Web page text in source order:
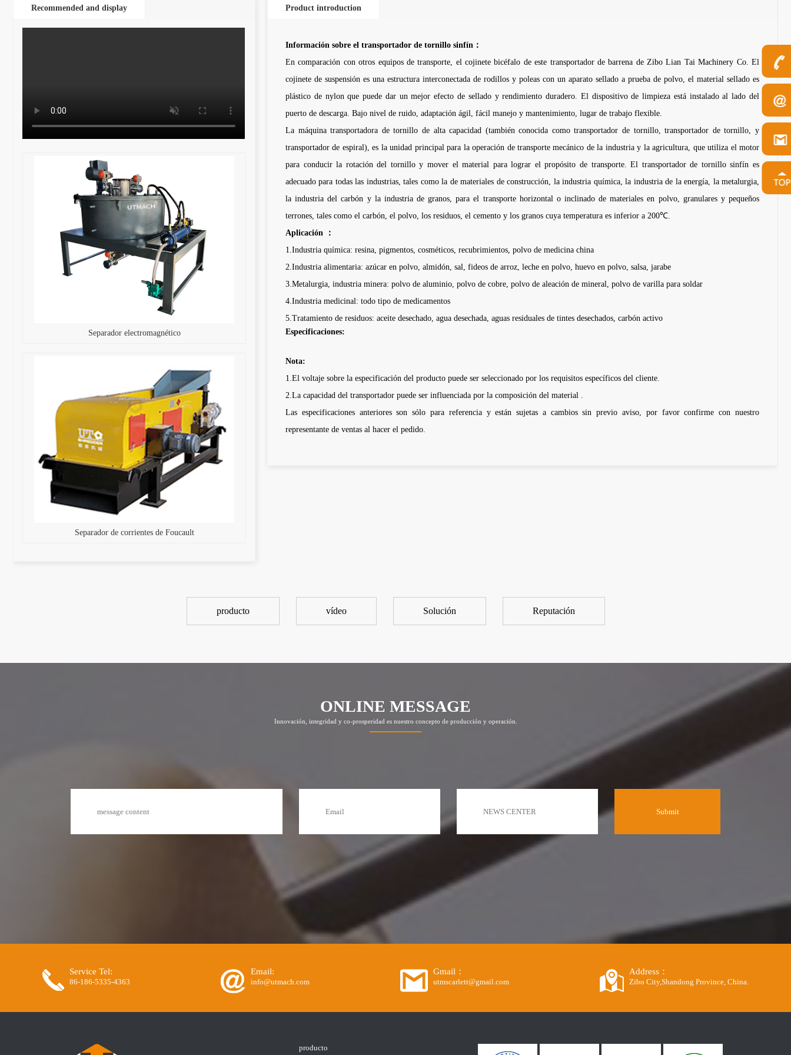
Recommended and display
Separador electromagnético
Separador de corrientes de Foucault
Product introduction
Información sobre el transportador de tornillo sinfín：
En comparación con otros equipos de transporte, el cojinete bicéfalo de este transportador de barrena de Zibo Lian Tai Machinery Co. El
cojinete de suspensión es una estructura interconectada de rodillos y poleas con un aparato sellado a prueba de polvo, el material sellado es
plástico de nylon que puede dar un mejor efecto de sellado y rendimiento duradero. El dispositivo de limpieza está instalado al lado del
puerto de descarga. Bajo nivel de ruido, adaptación ágil, fácil manejo y mantenimiento, lugar de trabajo flexible.
La máquina transportadora de tornillo de alta capacidad (también conocida como transportador de tornillo, transportador de tornillo, y
transportador de espiral), es la unidad principal para la operación de transporte mecánico de la industria y la agricultura, que utiliza el motor
para conducir la rotación del tornillo y mover el material para lograr el propósito de transporte. El transportador de tornillo sinfín es
adecuado para todas las industrias, tales como la de materiales de construcción, la industria química, la industria de la energía, la metalurgia,
la industria del carbón y la industria de granos, para el transporte horizontal o inclinado de materiales en polvo, granulares y pequeños
terrones, tales como el carbón, el polvo, los residuos, el cemento y los granos cuya temperatura es inferior a 200℃.
Aplicación ：
1.Industria química: resina, pigmentos, cosméticos, recubrimientos, polvo de medicina china
2.Industria alimentaria: azúcar en polvo, almidón, sal, fideos de arroz, leche en polvo, huevo en polvo, salsa, jarabe
3.Metalurgia, industria minera: polvo de aluminio, polvo de cobre, polvo de aleación de mineral, polvo de varilla para soldar
4.Industria medicinal: todo tipo de medicamentos
5.Tratamiento de residuos: aceite desechado, agua desechada, aguas residuales de tintes desechados, carbón activo
Especificaciones:
Nota:
1.El voltaje sobre la especificación del producto puede ser seleccionado por los requisitos específicos del cliente.
2.La capacidad del transportador puede ser influenciada por la composición del material .
Las especificaciones anteriores son sólo para referencia y están sujetas a cambios sin previo aviso, por favor confirme con nuestro
representante de ventas al hacer el pedido.
producto vídeo Solución Reputación
ONLINE MESSAGE
Innovación, integridad y co-prosperidad es nuestro concepto de producción y operación.
Service Tel:
86-186-5335-4363
Email:
info@utmach.com
Gmail：
utmscarlett@gmail.com
Address：
Zibo City,Shandong Province, China.
producto